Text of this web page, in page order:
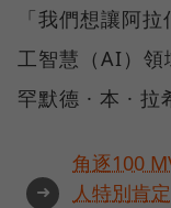
「我們想讓阿
工智慧（AI）領
罕默德 · 本 · 拉
➜
角逐100
人特別肯